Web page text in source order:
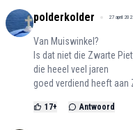
polderkolder 27 april
Van Muiswinkel?
Is dat niet die Zwarte
die heeel veel jaren
goed verdiend heeft aan
17+ Antwoord